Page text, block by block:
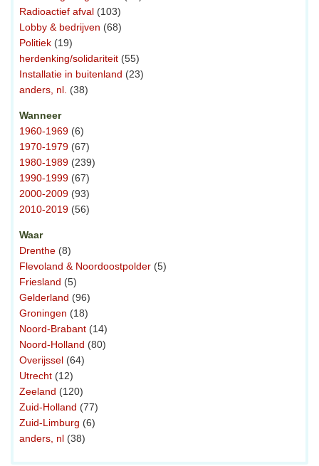
Radioactief afval (103)
Lobby & bedrijven (68)
Politiek (19)
herdenking/solidariteit (55)
Installatie in buitenland (23)
anders, nl. (38)
Wanneer
1960-1969 (6)
1970-1979 (67)
1980-1989 (239)
1990-1999 (67)
2000-2009 (93)
2010-2019 (56)
Waar
Drenthe (8)
Flevoland & Noordoostpolder (5)
Friesland (5)
Gelderland (96)
Groningen (18)
Noord-Brabant (14)
Noord-Holland (80)
Overijssel (64)
Utrecht (12)
Zeeland (120)
Zuid-Holland (77)
Zuid-Limburg (6)
anders, nl (38)